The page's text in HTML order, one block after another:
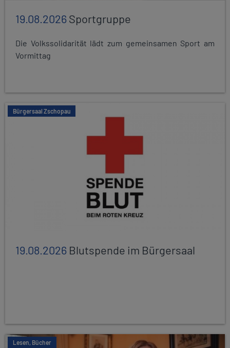
19.08.2026Sportgruppe
Die Volkssolidarität lädt zum gemeinsamen Sport am
Vormittag
Bürgersaal Zschopau
19.08.2026 Blutspende im Bürgersaal
Lesen, Bücher